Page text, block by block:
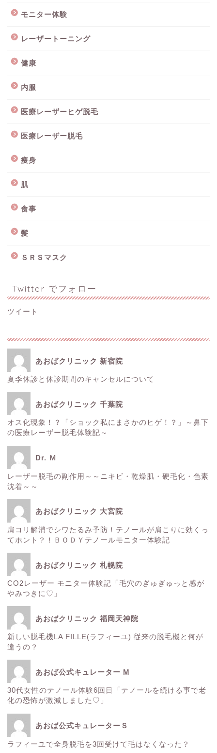
モニター体験
レーザートーニング
健康
内服
医療レーザーヒゲ脱毛
医療レーザー脱毛
痩身
肌
食事
髪
ＳＲＳマスク
Twitter でフォロー
ツイート
あおばクリニック 新宿院
夏季休診と休診期間のキャンセルについて
あおばクリニック 千葉院
オス化現象！？「ショック私にまさかのヒゲ！？」～鼻下
の医療レーザー脱毛体験記～
Dr. Ｍ
レーザー脱毛の副作用～～ニキビ・乾燥肌・硬毛化・色素
沈着～～
あおばクリニック 大宮院
肩コリ解消でシワたるみ予防！テノールが肩こりに効くっ
てホント？！ＢＯＤＹテノールモニター体験記
あおばクリニック 札幌院
CO2レーザー モニター体験記「毛穴のぎゅぎゅっと感が
やみつきに♡」
あおばクリニック 福岡天神院
新しい脱毛機LA FILLE(ラフィーユ) 従来の脱毛機と何が
違うの？
あおば公式キュレーター M
30代女性のテノール体験6回目「テノールを続ける事で老
化の恐怖が激減しました♡」
あおば公式キュレーターＳ
ラフィーユで全身脱毛を3回受けて毛はなくなった？
■美容情報■
健康
肌
ウルトラアクセント
サーマクール
レーザートーニング
ＳＲＳマスク